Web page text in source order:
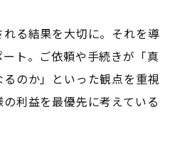
る結果を大切に。それを導
ト。ご依頼や手続きが「真
のか」といった観点を重視
利益を最優先に考えている